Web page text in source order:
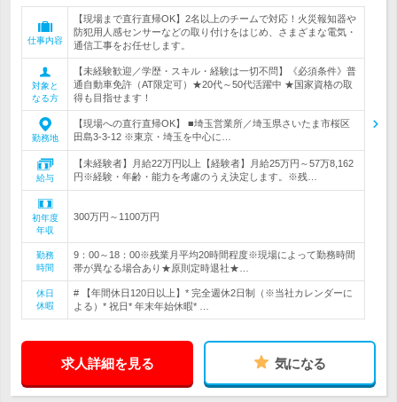
仕事内容
【現場まで直行直帰OK】2名以上のチームで対応！火災報知器や
防犯用人感センサーなどの取り付けをはじめ、さまざまな電気・
通信工事をお任せします。
対象と
なる方
【未経験歓迎／学歴・スキル・経験は一切不問】《必須条件》普
通自動車免許（AT限定可）★20代～50代活躍中 ★国家資格の取
得も目指せます！
勤務地
【現場への直行直帰OK】 ■埼玉営業所／埼玉県さいたま市桜区
田島3-3-12 ※東京・埼玉を中心に…
給与
【未経験者】月給22万円以上【経験者】月給25万円～57万8,162
円※経験・年齢・能力を考慮のうえ決定します。※残…
初年度
年収
300万円～1100万円
勤務
時間
9：00～18：00※残業月平均20時間程度※現場によって勤務時間
帯が異なる場合あり★原則定時退社★…
休日
休暇
# 【年間休日120日以上】* 完全週休2日制（※当社カレンダーに
よる）* 祝日* 年末年始休暇* …
求人詳細を見る 気になる